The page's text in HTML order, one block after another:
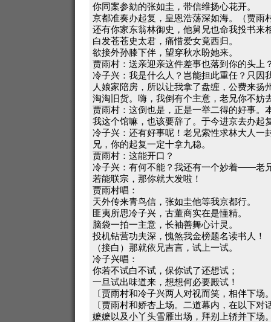
你同案参劾的张如圭，带信维扬心花开。
京都准奏办起复，皇恩浩荡深如海。（贾雨
还有你家东翁林御史，他舅兄也命我投书来
白发苍苍史太君，痛惜爱女竟西归。
欲接外孙膝下伴，望穿秋水盼她来。
贾雨村：送亲迎亲这件差事也落到你的头上
冷子兴：我是什么人？岂能担此重任？只因
人娘家陪房，所以让我拿了盘缠，公费来扬
淘淘旧货。嗨，我倒有个主意，老兄你不妨
贾雨村：这倒也是，正是一举二得的好事。
我这个馆嘛，也该要辞了。于今进京去办起
冷子兴：还有好事呢！老兄索性求林大人一
兄，你的起复一定十拿九稳。
贾雨村：这能开口？
冷子兴：有何不能？我还有一个妙着——老
若能联宗，那你就大发啦！
贾雨村唱：
天外传来青鸟信，张如圭他等我京都行。
匪夷所思冷子兴，古董商实在是懂精。
脑袋一拍一主意，长袖善舞心计灵。
投机钻营功夫深，愧煞我金榜题名读书人！
（接白）那就依兄吉言，试上一试。
冷子兴唱：
你若不试白不试，保你试了还想试；
一旦试出味道来，想想何必要殿试！
〔贾雨村和冷子兴两人对视而笑，相伴下场
〔贾雨村和娇杏上场。二道幕内，在以下
嬷嬷以及小丫头雪雁出场，拜别上轿并下场